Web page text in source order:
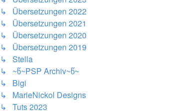
↳ Übersetzungen 2022
↳ Übersetzungen 2021
↳ Übersetzungen 2020
↳ Übersetzungen 2019
↳ Stella
↳ ~წ~PSP Archiv~წ~
↳ Bigi
↳ MarieNickol Designs
↳ Tuts 2023